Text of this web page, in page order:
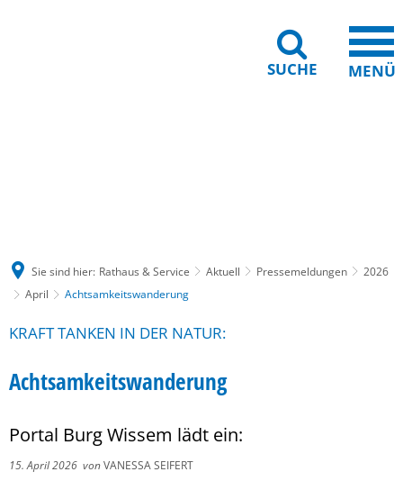
SUCHE MENÜ
Sie sind hier: Rathaus & Service Aktuell Pressemeldungen
2026
April
Achtsamkeitswanderung
KRAFT TANKEN IN DER NATUR:
Achtsamkeitswanderung
Portal Burg Wissem lädt ein:
15. April 2026 vonVANESSA SEIFERT